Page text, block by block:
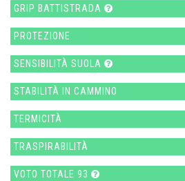
GRIP BATTISTRADA
PROTEZIONE
SENSIBILITÀ SUOLA
STABILITÀ IN CAMMINO
TERMICITÀ
TRASPIRABILITÀ
VOTO TOTALE 93